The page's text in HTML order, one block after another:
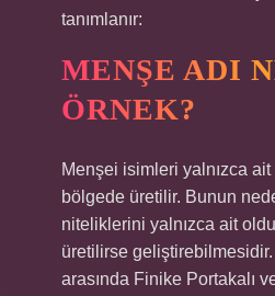
tanımlanır:
MENŞE ADI
ÖRNEK?
Menşei isimleri yalnızca ait
bölgede üretilir. Bunun
niteliklerini yalnızca ait
üretilirse
arasında Finike Portakalı